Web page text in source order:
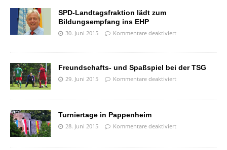
SPD-Landtagsfraktion lädt zum
Bildungsempfang ins EHP
30. Juni 2015 Kommentare deaktiviert
Freundschafts- und Spaßspiel bei der TSG
29. Juni 2015 Kommentare deaktiviert
Turniertage in Pappenheim
28. Juni 2015 Kommentare deaktiviert